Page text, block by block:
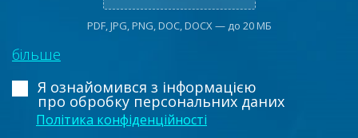
PDF, JPG, PNG, DOC, DOCX — до 20 МБ
більше
Я ознайомився з інформацією
про обробку персональних даних
Політика конфіденційності